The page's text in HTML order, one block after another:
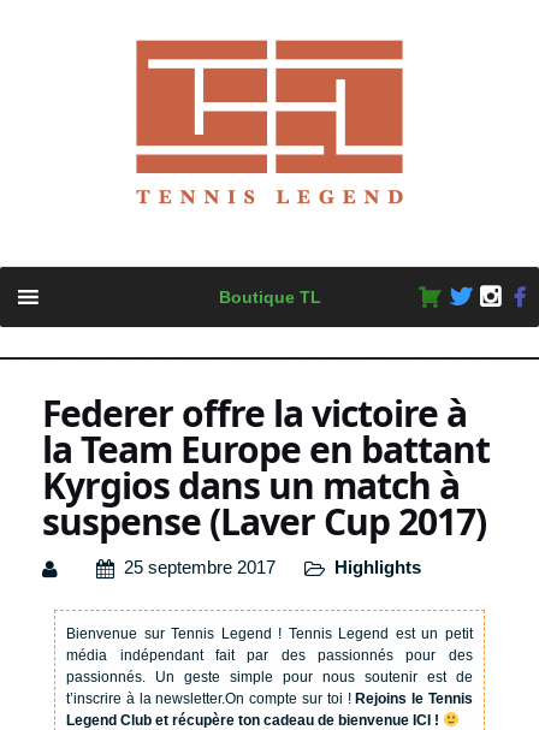
content
Boutique TL
Federer offre la victoire à
la Team Europe en battant
Kyrgios dans un match à
suspense (Laver Cup 2017)
25 septembre 2017 Highlights
Bienvenue sur Tennis Legend ! Tennis Legend est un petit
média indépendant fait par des passionnés pour des
passionnés. Un geste simple pour nous soutenir est de
t’inscrire à la newsletter.On compte sur toi !Rejoins le Tennis
Legend Club et récupère ton cadeau de bienvenue ICI !